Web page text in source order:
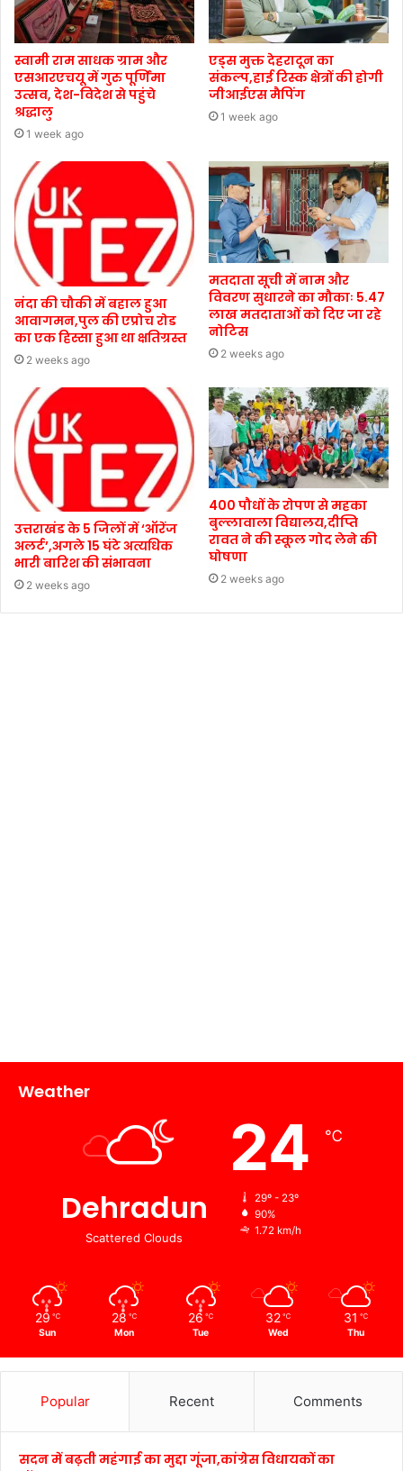
स्वामी राम साधक ग्राम और
एसआरएचयू में गुरु पूर्णिमा
उत्सव, देश-विदेश से पहुंचे
श्रद्धालु
1 week ago
एड्स मुक्त देहरादून का
संकल्प,हाई रिस्क क्षेत्रों की होगी
जीआईएस मैपिंग
1 week ago
नंदा की चौकी में बहाल हुआ
आवागमन,पुल की एप्रोच रोड
का एक हिस्सा हुआ था क्षतिग्रस्त
2 weeks ago
मतदाता सूची में नाम और
विवरण सुधारने का मौकाः 5.47
लाख मतदाताओं को दिए जा रहे
नोटिस
2 weeks ago
उत्तराखंड के 5 जिलों में ‘ऑरेंज
अलर्ट’,अगले 15 घंटे अत्यधिक
भारी बारिश की संभावना
2 weeks ago
400 पौधों के रोपण से महका
बुल्लावाला विद्यालय,दीप्ति
रावत ने की स्कूल गोद लेने की
घोषणा
2 weeks ago
Weather
Dehradun
Scattered Clouds
24 ℃
29º - 23º
90%
1.72 km/h
29 ℃
Sun
28 ℃
Mon
26 ℃
Tue
32 ℃
Wed
31 ℃
Thu
Popular Recent Comments
सदन में बढ़ती महंगाई का मुद्दा गूंजा,कांग्रेस विधायकों का